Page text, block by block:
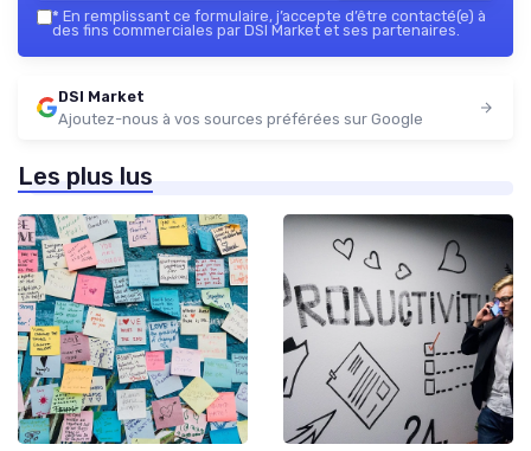
* En remplissant ce formulaire, j’accepte d’être contacté(e) à
des fins commerciales par DSI Market et ses partenaires.
DSI Market
Ajoutez-nous à vos sources préférées sur Google
Les plus lus